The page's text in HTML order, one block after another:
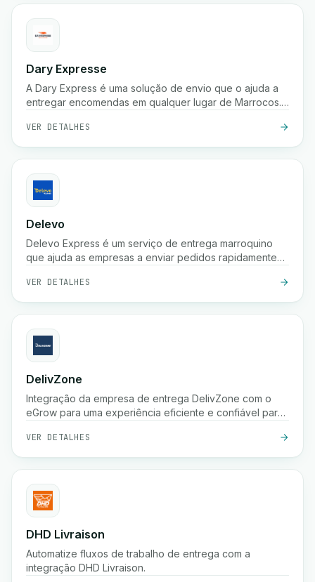
Dary Expresse
A Dary Express é uma solução de envio que o ajuda a
entregar encomendas em qualquer lugar de Marrocos.
facilmente a sua loja e proporciona muitos benefícios
adicionais.
VER DETALHES
Delevo
Delevo Express é um serviço de entrega marroquino
que ajuda as empresas a enviar pedidos rapidamente
expedição rápida e logística fiável de última milha para
garantir que as encomendas chegam aos clientes a
tempo.
VER DETALHES
DelivZone
Integração da empresa de entrega DelivZone com o
eGrow para uma experiência eficiente e confiável para
VER DETALHES
DHD Livraison
Automatize fluxos de trabalho de entrega com a
integração DHD Livraison.